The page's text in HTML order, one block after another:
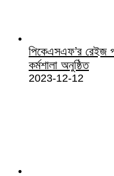
পিকেএসএফ’র রেইজ
কর্মশালা অনুষ্ঠিত
2023-12-12